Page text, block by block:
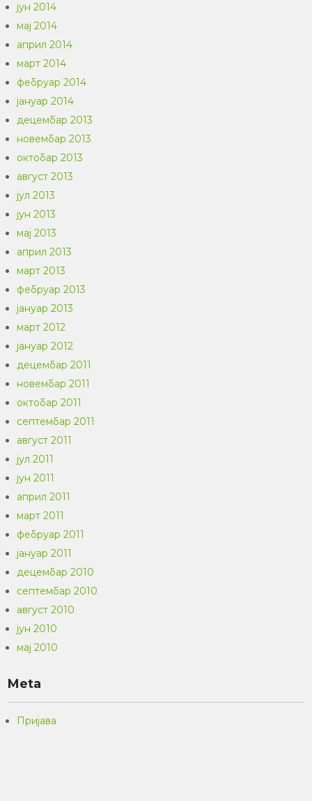
јун 2014
мај 2014
април 2014
март 2014
фебруар 2014
јануар 2014
децембар 2013
новембар 2013
октобар 2013
август 2013
јул 2013
јун 2013
мај 2013
април 2013
март 2013
фебруар 2013
јануар 2013
март 2012
јануар 2012
децембар 2011
новембар 2011
октобар 2011
септембар 2011
август 2011
јул 2011
јун 2011
април 2011
март 2011
фебруар 2011
јануар 2011
децембар 2010
септембар 2010
август 2010
јун 2010
мај 2010
Meta
Пријава